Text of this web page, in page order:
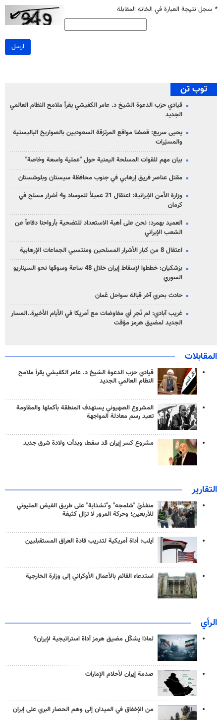
* سجل نتيجة العبارة في الخانة المقابلة
ارسل
توب تن
قيادي حزب الدعوة الشيخ د. عامر الكفيشي يقرأ ملامح النظام العالمي
الجديد
يحيى سريع: قصفنا مواقع المرتزقة السعوديين بالصواريخ الباليستية
والمسيّرات
بيان مهم للقوات المسلحة اليمنية حول "عملية واسعة وخاصة"
مقتل عناصر فريق إرهابي في جنوب محافظة سيستان وبلوشستان
وزارة الأمن الإيرانية: اعتقال 21 عميلاً للموساد و4 أشرار مسلح في
كرمان
العميد بهمرد: نحن على أهبة الاستعداد للتضحية بأرواحنا دفاعاً عن
الشعب الإيراني
اعتقال 8 من كبار الأشرار المسلحين ومنتسبي الجماعات الإرهابية
بزشكيان: خططوا لإسقاط إيران خلال 48 ساعة وسوقها نحو السيناريو
السوري
حادث بحري آخر قبالة سواحل عُمان
غريب آبادي: لم نُجرِ أي مفاوضات مع أمريكا في الأيام الأخيرة..المسار
الجديد لمضيق هرمز مؤقت
المقابلات
قيادي حزب الدعوة الشيخ د. عامر الكفيشي يقرأ ملامح
النظام العالمي الجديد
المشروع الصهيوني يستهدف المنطقة بأكملها والمقاومة
تعيد رسم معادلة المواجهة
مشروع كسر إيران قد سقط، وبدأت ولادة شرق جديد
التقارير
منفذَيّ "شلمجه" و"تشذابة" على طريق الفيض المليوني
للأربعين؛ وحركة المرور لا تزال كثيفة
آيلب: أداة أمريكية لتدريب قادة العراق المستقبليين
استدعاء القائم بالأعمال الأوكراني إلى وزارة الخارجية
الرأي
لماذا يشكّل مضيق هرمز أداة استراتيجية لإيران؟
صدمة إيران لأحلام الإمارات
من الإخفاق في الميدان إلى وهم الحصار البري على إيران